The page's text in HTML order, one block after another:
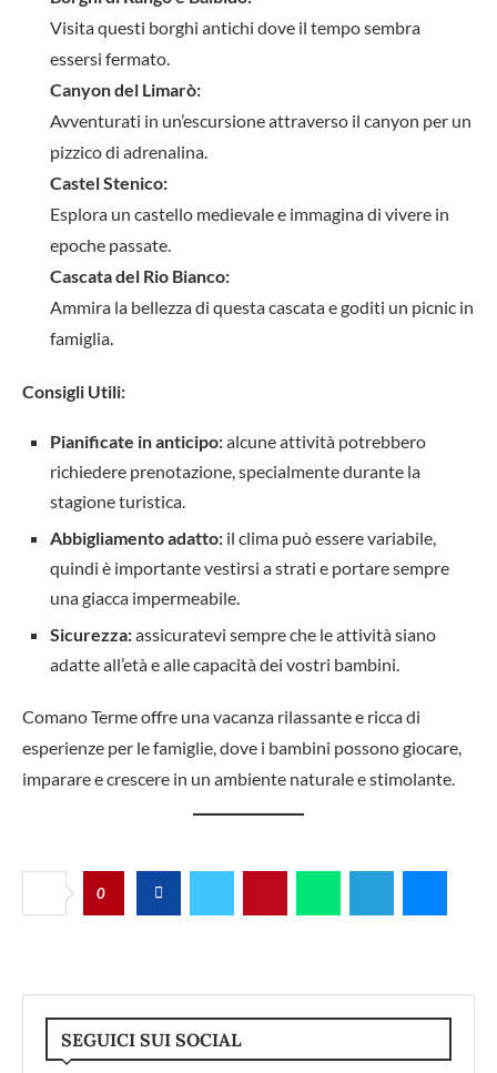
Visita questi borghi antichi dove il tempo sembra
essersi fermato.
Canyon del Limarò:
Avventurati in un’escursione attraverso il canyon per un
pizzico di adrenalina.
Castel Stenico:
Esplora un castello medievale e immagina di vivere in
epoche passate.
Cascata del Rio Bianco:
Ammira la bellezza di questa cascata e goditi un picnic in
famiglia.
Consigli Utili:
Pianificate in anticipo:alcune attività potrebbero
richiedere prenotazione, specialmente durante la
stagione turistica.
Abbigliamento adatto: il clima può essere variabile,
quindi è importante vestirsi a strati e portare sempre
una giacca impermeabile.
Sicurezza:assicuratevi sempre che le attività siano
adatte all’età e alle capacità dei vostri bambini.
Comano Terme offre una vacanza rilassante e ricca di
esperienze per le famiglie, dove i bambini possono giocare,
imparare e crescere in un ambiente naturale e stimolante.
0
SEGUICI SUI SOCIAL